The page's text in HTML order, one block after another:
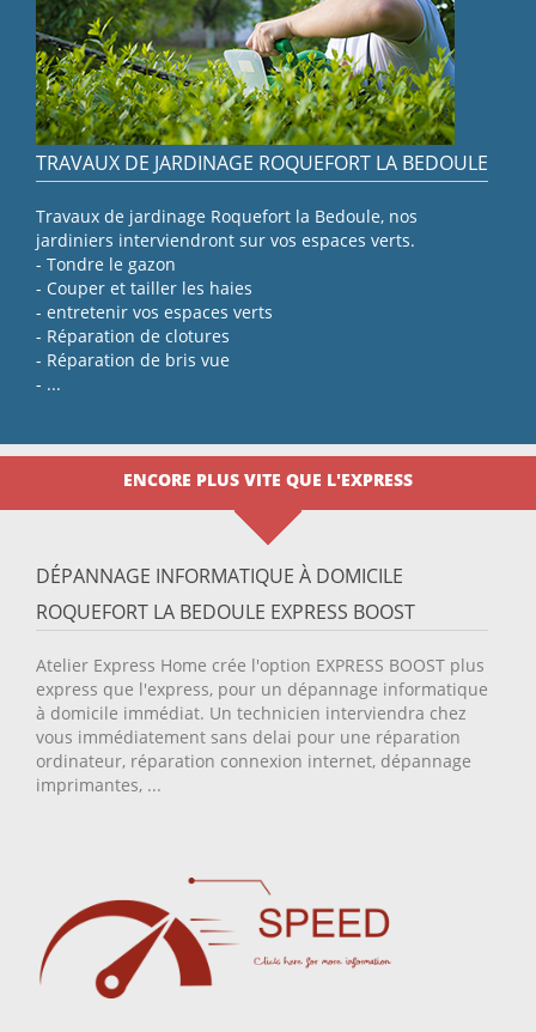
TRAVAUX DE JARDINAGE ROQUEFORT LA BEDOULE
Travaux de jardinage Roquefort la Bedoule, nos
jardiniers interviendront sur vos espaces verts.
- Tondre le gazon
- Couper et tailler les haies
- entretenir vos espaces verts
- Réparation de clotures
- Réparation de bris vue
- ...
ENCORE PLUS VITE QUE L'EXPRESS
DÉPANNAGE INFORMATIQUE À DOMICILE
ROQUEFORT LA BEDOULE EXPRESS BOOST
Atelier Express Home crée l'option EXPRESS BOOST plus
express que l'express, pour un dépannage informatique
à domicile immédiat. Un technicien interviendra chez
vous immédiatement sans delai pour une réparation
ordinateur, réparation connexion internet, dépannage
imprimantes, ...